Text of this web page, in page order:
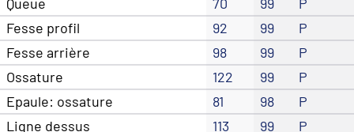
Fesse profil
92 99
P
Fesse arrière
98 99
P
Ossature
122 99
P
Epaule: ossature
81 98
P
Ligne dessus
113 99
P